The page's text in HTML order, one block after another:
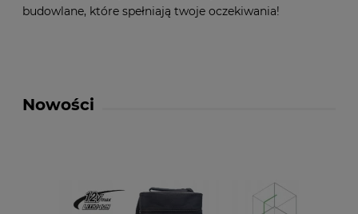
budowlane, które spełniają twoje oczekiwania!
Nowości